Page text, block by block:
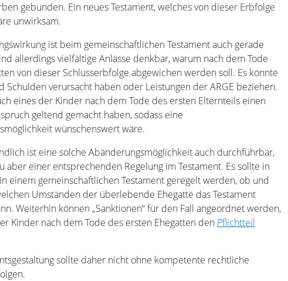
gebunden. Ein neues Testament, welches von dieser Erbfolge
unwirksam.
ist beim gemeinschaftlichen Testament auch gerade
allerdings vielfältige Anlässe denkbar, warum nach dem Tode
von dieser Schlusserbfolge abgewichen werden soll. Es könnte
Schulden verursacht haben oder Leistungen der ARGE beziehen.
eines der Kinder nach dem Tode des ersten Elternteils einen
geltend gemacht haben, sodass eine
wünschenswert wäre.
ist eine solche Abänderungsmöglichkeit auch durchführbar,
aber einer entsprechenden Regelung im Testament. Es sollte in
einem gemeinschaftlichen Testament geregelt werden, ob und
Umständen der überlebende Ehegatte das Testament
Weiterhin können „Sanktionen“ für den Fall angeordnet werden,
Kinder nach dem Tode des ersten Ehegatten den Pflichtteil
sollte daher nicht ohne kompetente rechtliche